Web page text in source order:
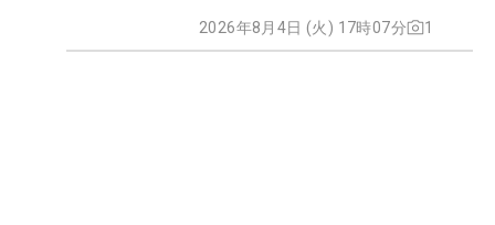
2026年8月4日 (火) 17時07分 1